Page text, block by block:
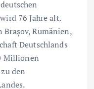
76 Jahre alt.
Brașov, Rumänien,
Deutschlands
Millionen
den